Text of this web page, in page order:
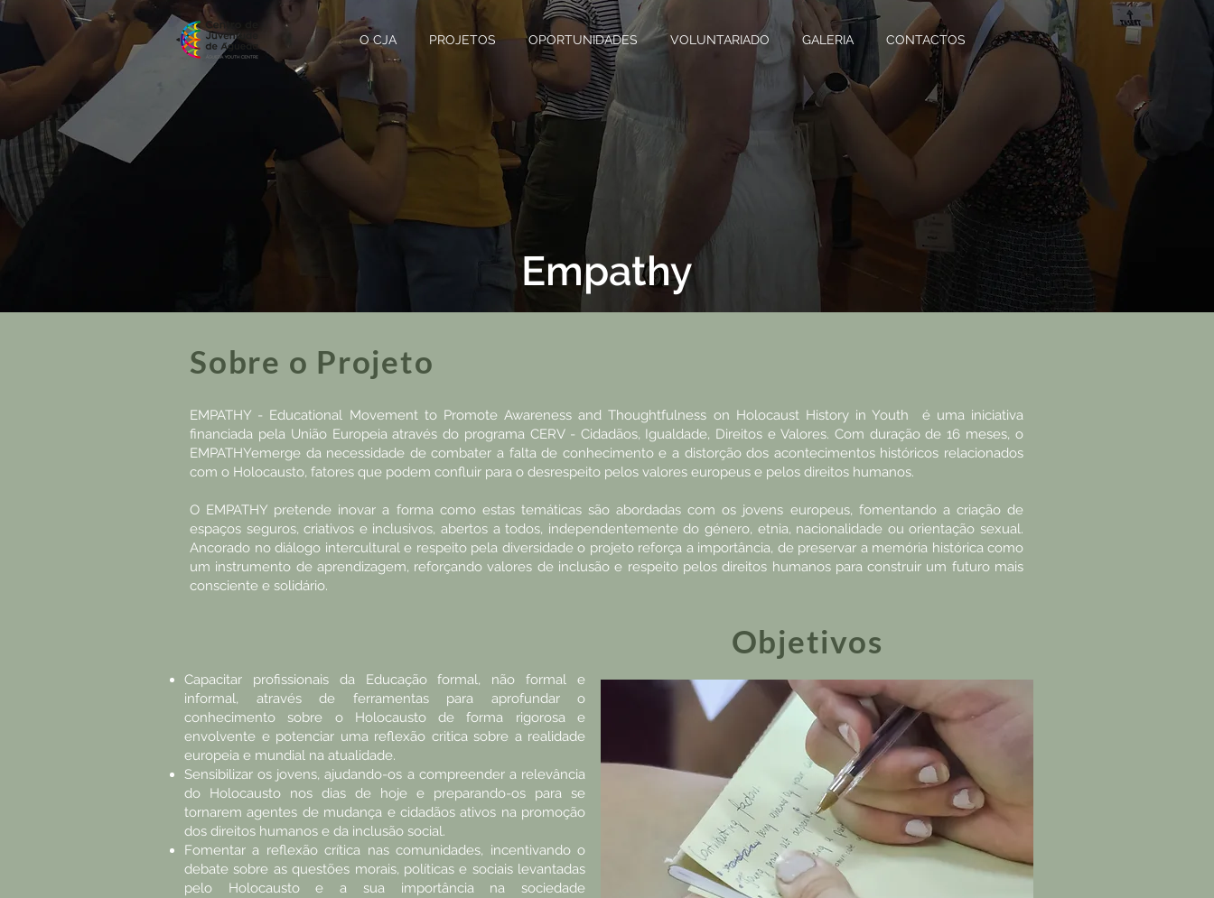
O CJA PROJETOS OPORTUNIDADES VOLUNTARIADO GALERIA CONTACTOS
Empathy
Sobre o Projeto
EMPATHY - Educational Movement to Promote Awareness and Thoughtfulness on Holocaust History in Youth é uma iniciativa
financiada pela União Europeia através do programa CERV - Cidadãos, Igualdade, Direitos e Valores. Com duração de 16 meses, o
EMPATHYemerge da necessidade de combater a falta de conhecimento e a distorção dos acontecimentos históricos relacionados
com o Holocausto, fatores que podem confluir para o desrespeito pelos valores europeus e pelos direitos humanos.
O EMPATHY pretende inovar a forma como estas temáticas são abordadas com os jovens europeus, fomentando a criação de
espaços seguros, criativos e inclusivos, abertos a todos, independentemente do género, etnia, nacionalidade ou orientação sexual.
Ancorado no diálogo intercultural e respeito pela diversidade o projeto reforça a importância, de preservar a memória histórica como
um instrumento de aprendizagem, reforçando valores de inclusão e respeito pelos direitos humanos para construir um futuro mais
consciente e solidário.
Objetivos
Capacitar profissionais da Educação formal, não formal e
informal, através de ferramentas para aprofundar o
conhecimento sobre o Holocausto de forma rigorosa e
envolvente e potenciar uma reflexão critica sobre a realidade
europeia e mundial na atualidade.
Sensibilizar os jovens, ajudando-os a compreender a relevância
do Holocausto nos dias de hoje e preparando-os para se
tornarem agentes de mudança e cidadãos ativos na promoção
dos direitos humanos e da inclusão social.
Fomentar a reflexão crítica nas comunidades, incentivando o
debate sobre as questões morais, políticas e sociais levantadas
pelo Holocausto e a sua importância na sociedade